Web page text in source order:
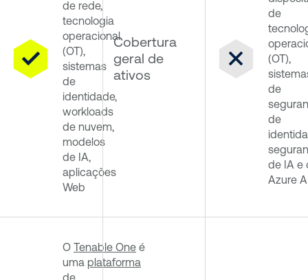
de rede,
tecnologia
operacional
(OT),
sistemas
de
identidade,
workloads
de nuvem,
modelos
de IA,
aplicações
Web
Cobertura
geral de
ativos
de
(OT),
de
de
de IA e
Azure
O Tenable One é
uma plataforma
de